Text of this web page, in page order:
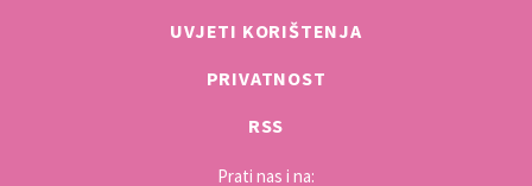
UVJETI KORIŠTENJA
PRIVATNOST
RSS
Prati nas i na: